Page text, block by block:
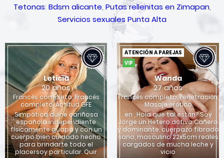
Tetonas: Bdsm alicante, Putas rellenitas en Zimapan,
Servicios sexuales Punta Alta
Leticia
20 años
Francés completo, Francés
completo, Actitud GFE
Simpática dulce cariñosa
española independiente
físicamente guapa y con un
cuerpo bien cuidado hecho
para brindarte todo el
placersoy particular. Quir
VIP
ATENCIÓN A PAREJAS
Wanda
27 años
Francés completo, Penetración,
Masaje erótico
en , Hola que tal están? Soy
Jorge un Hetero activo Cañero
y dominante, cuerpazo fibrado
sano, masculino 22x5cm reales
cargados de mucha leche y
vicio